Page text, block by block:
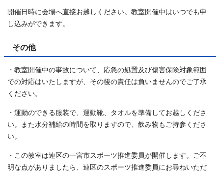
開催日時に会場へ直接お越しください。教室開催中はいつでも申
し込みができます。
その他
・教室開催中の事故について、応急の処置及び傷害保険対象範囲
での対応はいたしますが、その後の責任は負いませんのでご了承
ください。
・運動のできる服装で、運動靴、タオルを準備してお越しくださ
い。また水分補給の時間を取りますので、飲み物もご持参くださ
い。
・この教室は連区の一宮市スポーツ推進委員が開催します。ご不
明な点がありましたら、連区のスポーツ推進委員にお尋ねいただ